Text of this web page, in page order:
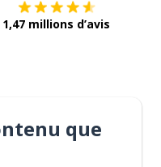
1,47 millions d’avis
que